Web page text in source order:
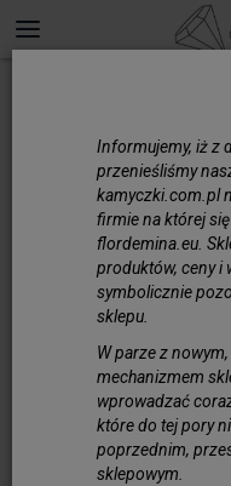
Informujemy, iż z
przenieśliśmy
kamyczki.com.pl
firmie na której
flordemina.eu.
produktów, ceny i
symbolicznie
sklepu.
W parze z
mechanizmem
wprowadzać
które do tej pory
poprzednim,
sklepowym.
Kamień
za